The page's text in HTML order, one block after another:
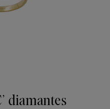
diamantes